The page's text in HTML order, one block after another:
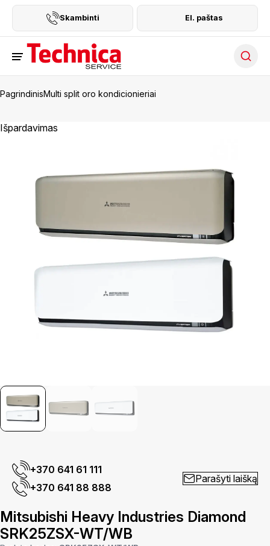
Skambinti El. paštas
PagrindinisMulti split oro kondicionieriai
Išpardavimas
+370 641 61 111
+370 641 88 888
Parašyti laišką
Mitsubishi Heavy Industries Diamond
SRK25ZSX-WT/WB